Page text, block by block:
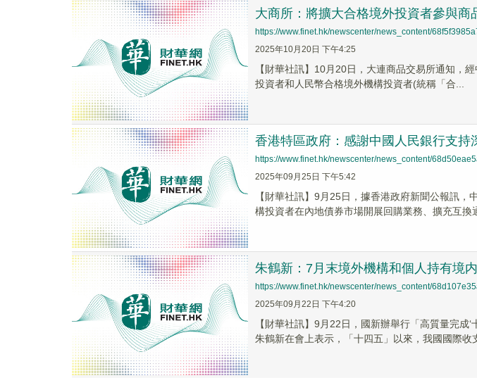
大商所：將擴大合格境外投資者參與商
https://www.finet.hk/newscenter/news_content/
2025年10月20日 下午4:25
【財華社訊】10月20日，大連商品交易所通知，
投資者和人民幣合格境外機構投資者(統稱「合...
香港特區政府：感謝中國人民銀行支持
https://www.finet.hk/newscenter/news_content/
2025年09月25日 下午5:42
【財華社訊】9月25日，據香港政府新聞公報訊
構投資者在內地債券市場開展回購業務、擴充互換
朱鶴新：7月末境外機構和個人持有境
https://www.finet.hk/newscenter/news_content/
2025年09月22日 下午4:20
【財華社訊】9月22日，國新辦舉行「高質量完
朱鶴新在會上表示，「十四五」以來，我國國際收